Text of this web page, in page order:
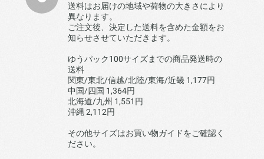
送料はお届けの地域や荷物の大きさにより
異なります。
ご注文後、決定した送料を含めた金額をお
知らせさせていただきます。
ゆうパック100サイズまでの商品発送時の
送料
関東/東北/信越/北陸/東海/近畿 1,177円
中国/四国 1,364円
北海道/九州 1,551円
沖縄 2,112円
その他サイズはお買い物ガイドをご確認く
ださい。